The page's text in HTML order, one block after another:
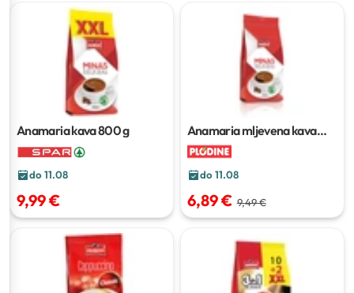
Anamaria kava800 g
do 11.08
9,99 €
Anamaria mljevena kava
500 g
do 11.08
6,89 € 9,49 €